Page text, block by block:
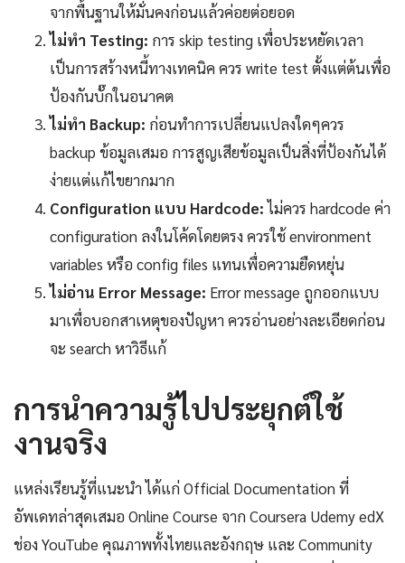
จากพื้นฐานให้มั่นคงก่อนแล้วค่อยต่อยอด
ไม่ทำ Testing: การ skip testing เพื่อประหยัดเวลา
เป็นการสร้างหนี้ทางเทคนิค ควร write test ตั้งแต่ต้นเพื่อ
ป้องกันบั๊กในอนาคต
ไม่ทำ Backup: ก่อนทำการเปลี่ยนแปลงใดๆควร
backup ข้อมูลเสมอ การสูญเสียข้อมูลเป็นสิ่งที่ป้องกันได้
ง่ายแต่แก้ไขยากมาก
Configuration แบบ Hardcode:ไม่ควร hardcode ค่า
configuration ลงในโค้ดโดยตรง ควรใช้ environment
variables หรือ config files แทนเพื่อความยืดหยุ่น
ไม่อ่าน Error Message: Error message ถูกออกแบบ
มาเพื่อบอกสาเหตุของปัญหา ควรอ่านอย่างละเอียดก่อน
จะ search หาวิธีแก้
การนำความรู้ไปประยุกต์ใช้
งานจริง
แหล่งเรียนรู้ที่แนะนำ ได้แก่ Official Documentation ที่
อัพเดทล่าสุดเสมอ Online Course จาก Coursera Udemy edX
ช่อง YouTube คุณภาพทั้งไทยและอังกฤษ และ Community